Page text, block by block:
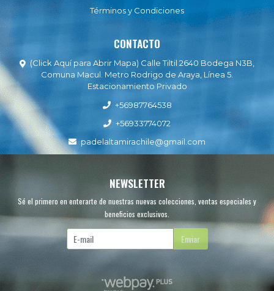
Términos y Condiciones
CONTACTO
(Click Aquí para Abrir Mapa) Calle Tiltil 2640 Bodega N3B,
Comuna Macul. Metro Rodrigo de Araya, Línea 5.
Estacionamiento Privado
+56987764538
+56933774072
padelaltamirachile@gmail.com
NEWSLETTER
Sé el primero en enterarte de nuestras nuevas colecciones, ventas especiales y
beneficios exclusivos.
Enviar